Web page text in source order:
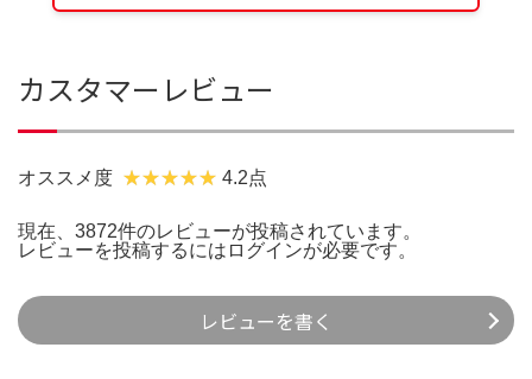
カスタマーレビュー
オススメ度 4.2点
現在、3872件のレビューが投稿されています。
レビューを投稿するには ログインが必要です。
レビューを書く